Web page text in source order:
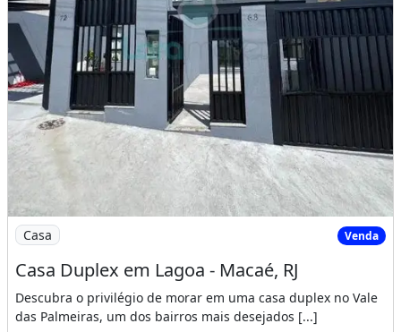
Imagem: Casa Duplex em Lagoa - Macaé, RJ
Casa Venda
Casa Duplex em Lagoa - Macaé, RJ
Descubra o privilégio de morar em uma casa duplex no Vale
das Palmeiras, um dos bairros mais desejados [...]